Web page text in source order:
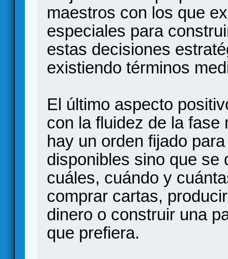
maestros con los que
especiales para
estas decisiones
existiendo términos
El último aspecto
con la fluidez de la fase
hay un orden fijado
disponibles sino que se
cuáles, cuándo y
comprar cartas,
dinero o construir una
que prefiera.